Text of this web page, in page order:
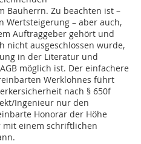
Bauherrn. Zu beachten ist –
Wertsteigerung – aber auch,
Auftraggeber gehört und
nicht ausgeschlossen wurde,
in der Literatur und
möglich ist. Der einfachere
Werklohnes führt
nach § 650f
Ingenieur nur den
Honorar der Höhe
mit einem schriftlichen